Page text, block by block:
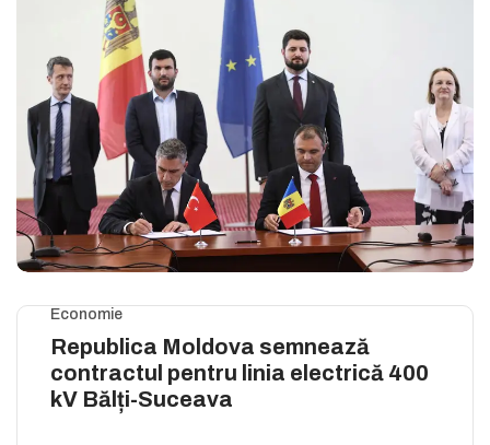
Economie
Republica Moldova semnează
contractul pentru linia electrică 400
kV Bălți-Suceava